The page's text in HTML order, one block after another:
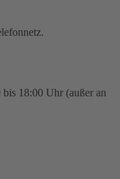
18:00 Uhr (außer an